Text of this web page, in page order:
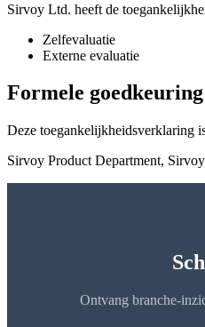
Sirvoy Ltd. heeft de
Zelfevaluatie
Externe evaluatie
Formele
Deze toegankelijkheidsverklaring
Sirvoy Product Department,
Ontvang branche-